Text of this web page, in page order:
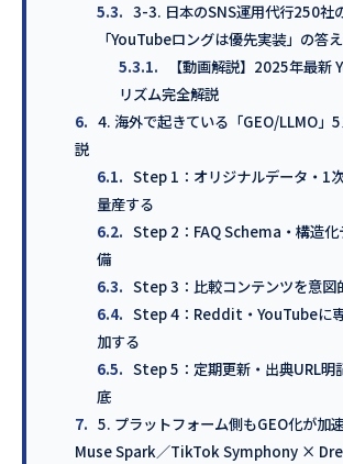
5.3. 3-3. 日本のSNS運用代行250
「YouTubeロングは優先実装」の答
5.3.1.
【動画解説】2025年最新
リズム完全解説
6. 4. 海外で起きている「GEO/LLMO」
説
6.1. Step 1：オリジナルデータ・1
量産する
6.2. Step 2：FAQ Schema・構造化
備
6.3. Step 3：比較コンテンツを意図
6.4. Step 4：Reddit・YouTubeに
加する
6.5. Step 5：定期更新・出典URL明
底
7. 5. プラットフォーム側もGEO化が
Muse Spark／TikTok Symphony ×